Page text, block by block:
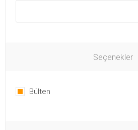
Seçenekler
Bülten